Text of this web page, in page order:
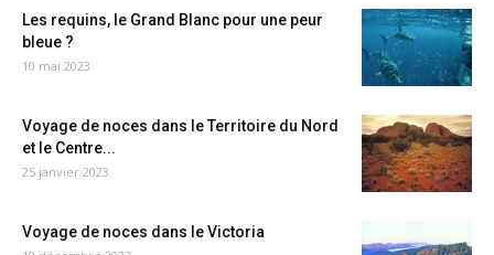
Les requins, le Grand Blanc pour une peur
bleue ?
10 mai 2023
Voyage de noces dans le Territoire du Nord
et le Centre...
25 janvier 2023
Voyage de noces dans le Victoria